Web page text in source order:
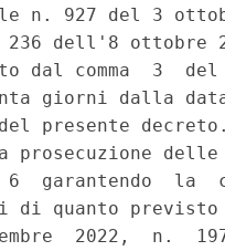
n. 927 del 3
dell'8 ottobre
dal comma  3
giorni dalla
presente
prosecuzione
garantendo  la
di quanto
2022,  n.